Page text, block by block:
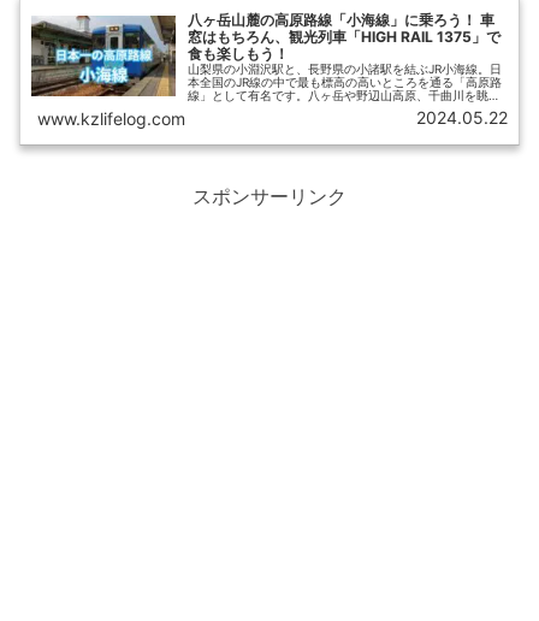
八ヶ岳山麓の高原路線「小海線」に乗ろう！ 車
窓はもちろん、観光列車「HIGH RAIL 1375」で
食も楽しもう！
山梨県の小淵沢駅と、長野県の小諸駅を結ぶJR小海線。日
本全国のJR線の中で最も標高の高いところを通る「高原路
線」として有名です。八ヶ岳や野辺山高原、千曲川を眺め
られる車窓はもちろんのこと、観光列車「HIGH RAIL
1375」に乗車すれば、食事やイベントを楽しむことができ
す。
www.kzlifelog.com 2024.05.22
スポンサーリンク